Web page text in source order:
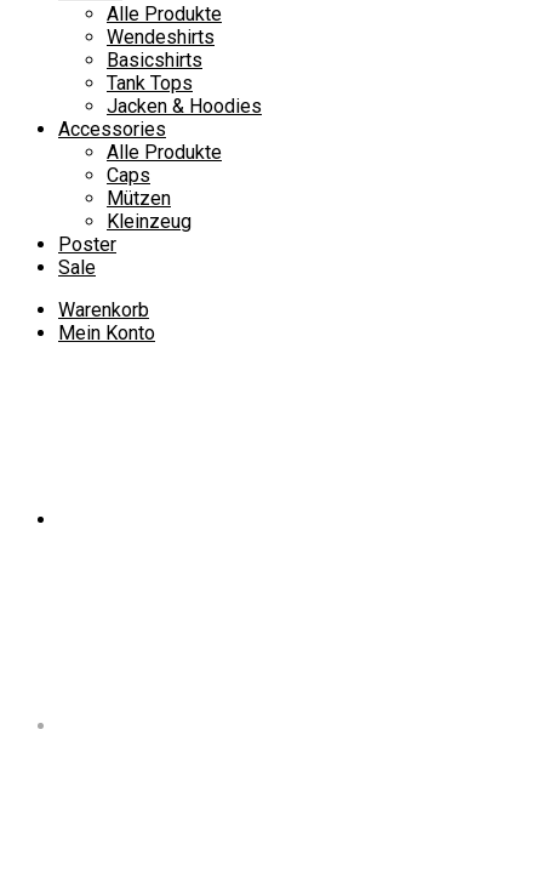
Alle Produkte
Wendeshirts
Basicshirts
Tank Tops
Jacken & Hoodies
Accessories
Alle Produkte
Caps
Mützen
Kleinzeug
Poster
Sale
Warenkorb
Mein Konto